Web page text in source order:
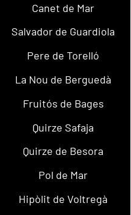
Canet de Mar
Salvador de Guardiola
Pere de Torelló
La Nou de Berguedà
Fruitós de Bages
Quirze Safaja
Quirze de Besora
Pol de Mar
Hipòlit de Voltregà